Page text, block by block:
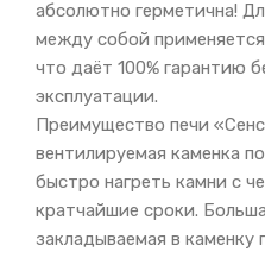
абсолютно герметична!
между собой
что даёт 100% гарантию
эксплуатации.
Преимущество печи
вентилируемая каменка
быстро нагреть камни с
кратчайшие сроки.
закладываемая в каменку